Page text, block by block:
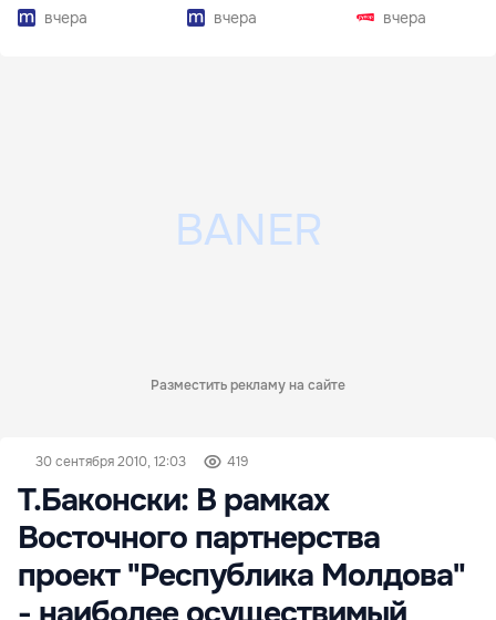
вчера
вчера
вчера
Разместить рекламу на сайте
30 сентября 2010, 12:03 419
Т.Баконски: В рамках
Восточного партнерства
проект "Республика Молдова"